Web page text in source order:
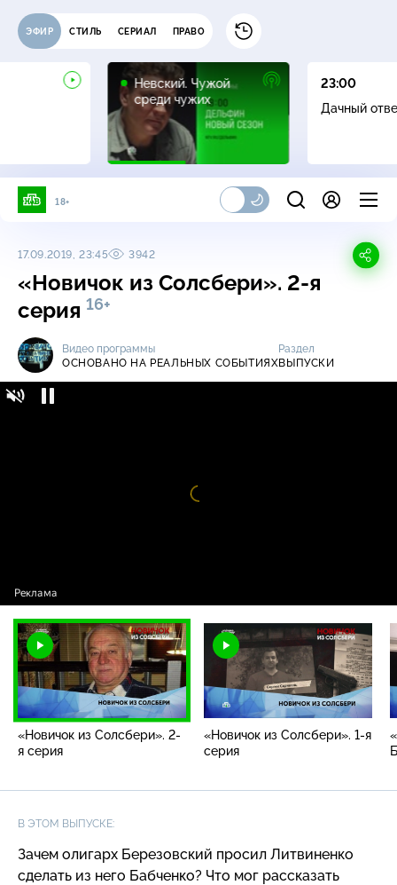
ЭФИР СТИЛЬ СЕРИАЛ ПРАВО
Невский. Чужой
среди чужих
16+
23:00
Дачный
18+
17.09.2019, 23:45 3942
«Новичок из Солсбери». 2-я
серия 16+
Видео программы
ОСНОВАНО НА РЕАЛЬНЫХ СОБЫТИЯХ
Раздел
ВЫПУСКИ
Видео
«Новичок из Солсбери». 2-
я серия
«Новичок из Солсбери». 1-я
серия
В ЭТОМ ВЫПУСКЕ:
Зачем олигарх Березовский просил Литвиненко
сделать из него Бабченко? Что мог рассказать